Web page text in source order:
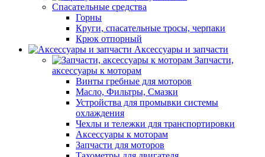
Спасательные средства
Горны
Круги, спасательные тросы, черпаки
Крюк отпорный
Аксессуары и запчасти
Запчасти,
аксессуары к моторам
Винты гребные для моторов
Масло, Фильтры, Смазки
Устройства для промывки системы
охлаждения
Чехлы и тележки для транспортировки
Аксессуары к моторам
Запчасти для моторов